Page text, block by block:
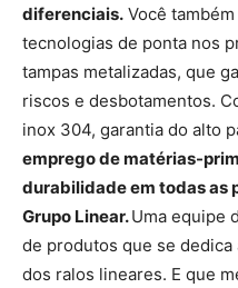
diferenciais. Você
tecnologias de ponta nos
tampas metalizadas, que
riscos e desbotamentos.
inox 304, garantia do alto
emprego de matérias-
durabilidade em todas as
Grupo Linear.Uma equipe
de produtos que se
dos ralos lineares. E que